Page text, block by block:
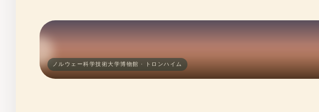
ノルウェー科学技術大学博物館 · トロンハイム